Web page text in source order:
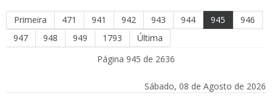
Primeira 471 941 942 943 944 945
946
947
948 949 1793
Última
Página 945 de 2636
Sábado, 08 de Agosto de 2026